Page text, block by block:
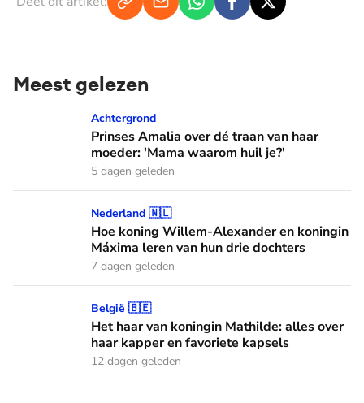
Meest gelezen
Prinses Amalia over dé traan van haar moeder: 'Mama
Achtergrond
Prinses Amalia over dé traan van haar
moeder: 'Mama waarom huil je?'
5 dagen geleden
Hoe koning Willem-Alexander en koningin Máxima leren
Nederland 🇳🇱
Hoe koning Willem-Alexander en koningin
Máxima leren van hun drie dochters
7 dagen geleden
Het haar van koningin Mathilde: alles over haar kapper en
België 🇧🇪
Het haar van koningin Mathilde: alles over
haar kapper en favoriete kapsels
12 dagen geleden